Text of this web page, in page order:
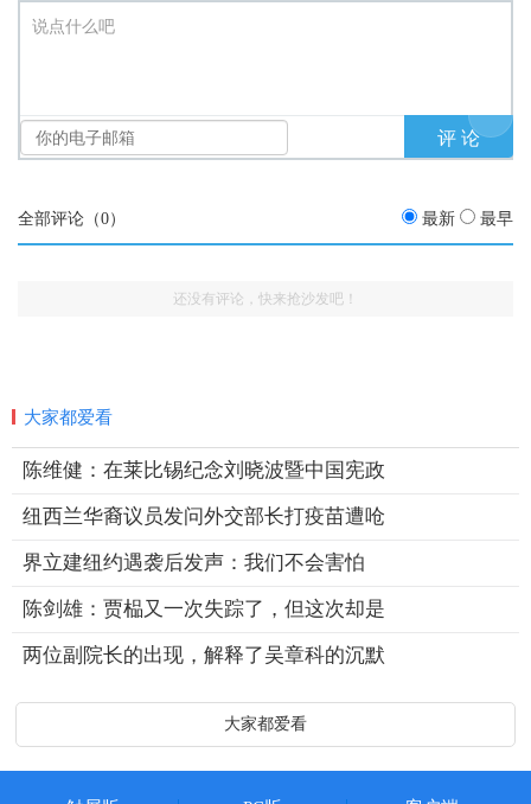
说点什么吧
全部评论（0） 最新 最早
还没有评论，快来抢沙发吧！
大家都爱看
陈维健：在莱比锡纪念刘晓波暨中国宪政
纽西兰华裔议员发问外交部长打疫苗遭呛
界立建纽约遇袭后发声：我们不会害怕
陈剑雄：贾榀又一次失踪了，但这次却是
两位副院长的出现，解释了吴章科的沉默
大家都爱看